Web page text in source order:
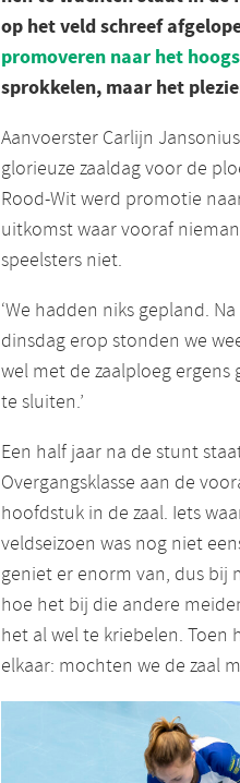
op het veld schreef
promoveren naar het
sprokkelen, maar het
Aanvoerster Carlijn
glorieuze zaaldag voor de
Rood-Wit werd promotie
uitkomst waar vooraf
speelsters niet.
‘We hadden niks gepland.
dinsdag erop stonden we
wel met de zaalploeg
te sluiten.’
Een half jaar na de stunt
Overgangsklasse aan de
hoofdstuk in de zaal. Iets
veldseizoen was nog niet
geniet er enorm van, dus bij
hoe het bij die andere
het al wel te kriebelen. Toen
elkaar: mochten we de zaal